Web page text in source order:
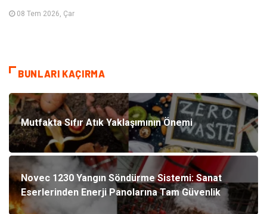
08 Tem 2026, Çar
BUNLARI KAÇIRMA
Mutfakta Sıfır Atık Yaklaşımının Önemi
Novec 1230 Yangın Söndürme Sistemi: Sanat
Eserlerinden Enerji Panolarına Tam Güvenlik